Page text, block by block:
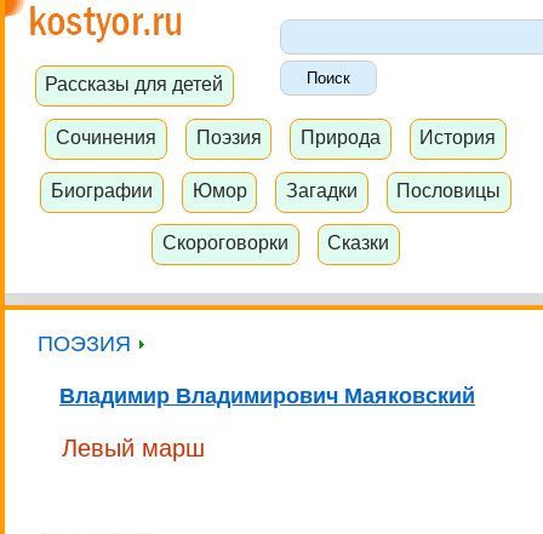
Рассказы для детей
Сочинения Поэзия Природа История
Биографии Юмор Загадки Пословицы
Скороговорки Сказки
ПОЭЗИЯ
Владимир Владимирович Маяковский
Левый марш